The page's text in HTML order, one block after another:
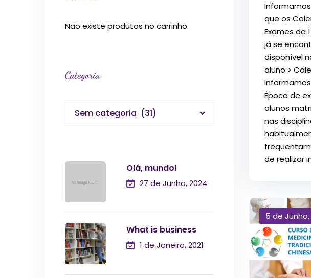
que os
Exames da
já se
disponível
aluno >
Informamos
Época de
alunos
nas
de realizar
5 de Junho,
Não existe produtos no carrinho.
Categoria
Sem categoria (31)
Olá, mundo!
27 de Junho, 2024
What is business
1 de Janeiro, 2021